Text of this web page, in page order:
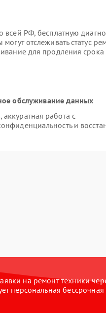
всей РФ, бесплатную
отслеживать статус
для продления
обслуживание данных
работа с
и
на ремонт техники
персональная